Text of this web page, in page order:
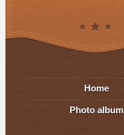
Home
Photo album